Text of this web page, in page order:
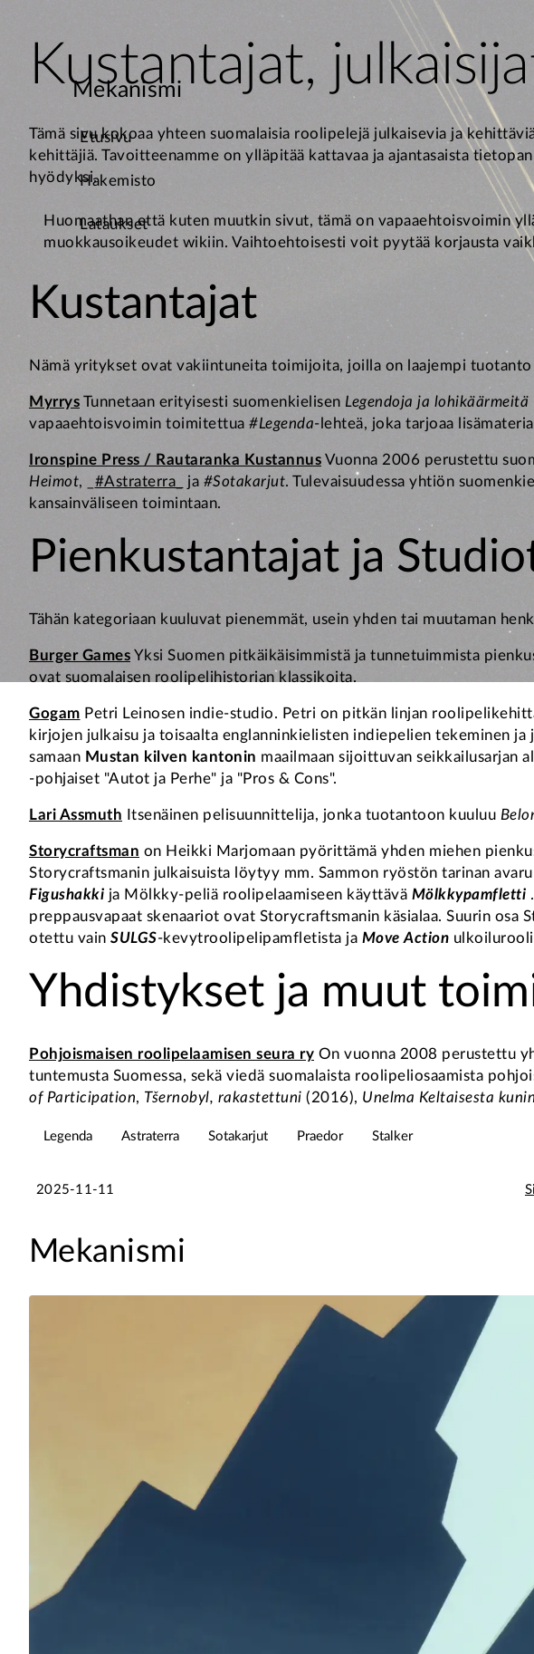
Mekanismi
Etusivu
Hakemisto
Lataukset
Kustantajat,
Tämä sivu kokoaa yhteen suomalaisia roolipelejä julkaisevia ja
kehittäjiä. Tavoitteenamme on ylläpitää kattavaa ja ajantasaista
hyödyksi.
Huomaathan että kuten muutkin sivut, tämä on vapaaehtoisvoimin
muokkausoikeudet wikiin. Vaihtoehtoisesti voit pyytää korjausta
Kustantajat
Nämä yritykset ovat vakiintuneita toimijoita, joilla on laajempi tuotanto
Myrrys Tunnetaan erityisesti suomenkielisen Legendoja ja lohikäärmeitä
vapaaehtoisvoimin toimitettua #Legenda-lehteä, joka tarjoaa
Ironspine Press / Rautaranka Kustannus Vuonna 2006 perustettu
Heimot, _ #Astraterra_ ja #Sotakarjut. Tulevaisuudessa yhtiön
kansainväliseen toimintaan.
Pienkustantajat ja
Tähän kategoriaan kuuluvat pienemmät, usein yhden tai muutaman
Burger Games Yksi Suomen pitkäikäisimmistä ja tunnetuimmista
ovat suomalaisen roolipelihistorian klassikoita.
Gogam Petri Leinosen indie-studio. Petri on pitkän linjan
kirjojen julkaisu ja toisaalta englanninkielisten indiepelien tekeminen
samaan Mustan kilven kantonin maailmaan sijoittuvan seikkailusarjan
-pohjaiset "Autot ja Perhe" ja "Pros & Cons".
Lari Assmuth Itsenäinen pelisuunnittelija, jonka tuotantoon kuuluu
Storycraftsman on Heikki Marjomaan pyörittämä yhden miehen
Storycraftsmanin julkaisuista löytyy mm. Sammon ryöstön tarinan
Figushakki ja Mölkky-peliä roolipelaamiseen käyttävä Mölkkypamfletti
preppausvapaat skenaariot ovat Storycraftsmanin käsialaa. Suurin
otettu vain SULGS-kevytroolipelipamfletista ja Move Action
Yhdistykset ja muut
Pohjoismaisen roolipelaamisen seura ry On vuonna 2008 perustettu
tuntemusta Suomessa, sekä viedä suomalaista roolipeliosaamista
of Participation, Tšernobyl, rakastettuni (2016), Unelma Keltaisesta
Legenda Astraterra Sotakarjut Praedor Stalker
2025-11-11
Mekanismi